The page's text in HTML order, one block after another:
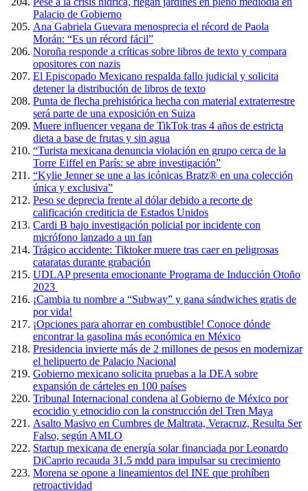
Palacio de Gobierno
Ana Gabriela Guevara menosprecia el récord de Paola
Morán: “Es un récord fácil”
Noroña responde a críticas sobre libros de texto y compara
opositores con nazis
El Episcopado Mexicano respalda fallo judicial y solicita
detener la distribución de libros de texto
Punta de flecha prehistórica hecha con material extraterrestre
será parte de una exposición en Suiza
Muere influencer vegana de TikTok tras 4 años de estricta
dieta a base de frutas y sin agua
“Turista mexicana denuncia violación en grupo cerca de la
Torre Eiffel en París: se abre investigación”
“Kylie Jenner se une a las icónicas Bratz® en una colección
única y exclusiva”
Peso se deprecia frente al dólar debido a recorte de
calificación crediticia de Estados Unidos
Cardi B bajo investigación policial por incidente con
micrófono lanzado a un fan
Trágico accidente: Tiktoker muere tras caer en peligrosas
cataratas durante grabación
UDLAP presenta emocionante Programa de Inducción Otoño
2023
¡Cambia tu nombre a “Subway” y gana sándwiches gratis de
por vida!
¡Opciones para ahorrar en combustible! Conoce dónde
encontrar la gasolina más económica en México
Presidencia invierte más de 2 millones de pesos en modernizar
el helipuerto de Palacio Nacional
Gobierno mexicano solicita pruebas a la DEA sobre
expansión de cárteles en 100 países
Tribunal Internacional condena al Gobierno de México por
ecocidio y etnocidio con la construcción del Tren Maya
Asalto Masivo en Cumbres de Maltrata, Veracruz, Resulta Ser
Falso, según AMLO
Startup mexicana de energía solar financiada por Leonardo
DiCaprio recauda 31.5 mdd para impulsar su crecimiento
Morena se opone a lineamientos del INE que prohíben
retroactividad